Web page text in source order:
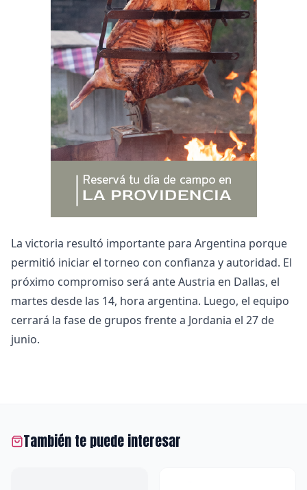
La victoria resultó importante para Argentina porque
permitió iniciar el torneo con confianza y autoridad. El
próximo compromiso será ante Austria en Dallas, el
martes desde las 14, hora argentina. Luego, el equipo
cerrará la fase de grupos frente a Jordania el 27 de
junio.
También te puede interesar